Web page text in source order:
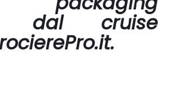
dal cruise
.